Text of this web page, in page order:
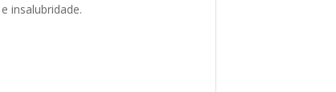
insalubridade.